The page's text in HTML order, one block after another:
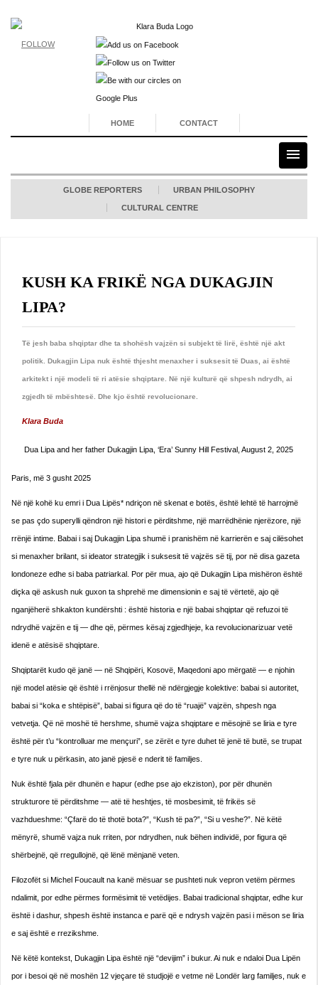
FOLLOW
HOME CONTACT
GLOBE REPORTERS URBAN PHILOSOPHY
CULTURAL CENTRE
KUSH KA FRIKË NGA DUKAGJIN
LIPA?
Të jesh baba shqiptar dhe ta shohësh vajzën si subjekt të lirë, është një akt
politik. Dukagjin Lipa nuk është thjesht menaxher i suksesit të Duas, ai është
arkitekt i një modeli të ri atësie shqiptare. Në një kulturë që shpesh ndrydh, ai
zgjedh të mbështesë. Dhe kjo është revolucionare.
Klara Buda
Dua Lipa and her father Dukagjin Lipa, ‘Era’ Sunny Hill Festival, August 2, 2025
Paris, më 3 gusht 2025
Në një kohë ku emri i Dua Lipës* ndriçon në skenat e botës, është lehtë të harrojmë
se pas çdo superylli qëndron një histori e përditshme, një marrëdhënie njerëzore, një
rrënjë intime. Babai i saj Dukagjin Lipa shumë i pranishëm në karrierën e saj cilësohet
si menaxher brilant, si ideator strategjik i suksesit të vajzës së tij, por në disa gazeta
londoneze edhe si baba patriarkal. Por për mua, ajo që Dukagjin Lipa mishëron është
diçka që askush nuk guxon ta shprehë me dimensionin e saj të vërtetë, ajo që
nganjëherë shkakton kundërshti : është historia e një babai shqiptar që refuzoi të
ndrydhë vajzën e tij — dhe që, përmes kësaj zgjedhjeje, ka revolucionarizuar vetë
idenë e atësisë shqiptare.
Shqiptarët kudo që janë — në Shqipëri, Kosovë, Maqedoni apo mërgatë — e njohin
një model atësie që është i rrënjosur thellë në ndërgjegje kolektive: babai si autoritet,
babai si “koka e shtëpisë”, babai si figura që do të “ruajë” vajzën, shpesh nga
vetvetja. Që në moshë të hershme, shumë vajza shqiptare e mësojnë se liria e tyre
është për t’u “kontrolluar me mençuri”, se zërët e tyre duhet të jenë të butë, se trupat
e tyre nuk u përkasin, ato janë pjesë e nderit të familjes.
Nuk është fjala për dhunën e hapur (edhe pse ajo ekziston), por për dhunën
strukturore të përditshme — atë të heshtjes, të mosbesimit, të frikës së
vazhdueshme: “Çfarë do të thotë bota?”, “Kush të pa?”, “Si u veshe?”. Në këtë
mënyrë, shumë vajza nuk rriten, por ndrydhen, nuk bëhen individë, por figura që
shërbejnë, që rregullojnë, që lënë mënjanë veten.
Filozofët si Michel Foucault na kanë mësuar se pushteti nuk vepron vetëm përmes
ndalimit, por edhe përmes formësimit të vetëdijes. Babai tradicional shqiptar, edhe kur
është i dashur, shpesh është instanca e parë që e ndrysh vajzën pasi i mëson se liria
e saj është e rrezikshme.
Në këtë kontekst, Dukagjin Lipa është një “devijim” i bukur. Ai nuk e ndaloi Dua Lipën
por i besoi që në moshën 12 vjeçare të studjojë e vetme në Londër larg familjes, nuk e